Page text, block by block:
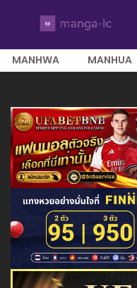
MANHWA MANHUA